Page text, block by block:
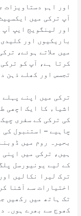
اور اہم دستاویزات
آپ ترکی میں
اور لینگویج ایپ آپ
باریکیوں اور
میں ملاتے ہوئے،
کرتا ہے، آپ کو
تجسس اور کھلے ذہن
ترکی میں اپنے
اشیاء کا ایک اچھی
کی ترکی کے سفری
چاہیے – استنبول کی
بحیرہ روم میں
ہیں، ترکی میں
کے لیے یونیورسل
ترک لیرا نکالیں
اختیارات سے آشنا
تک ہاتھ میں رکھیں
کھوج سے بھرے ہوں۔